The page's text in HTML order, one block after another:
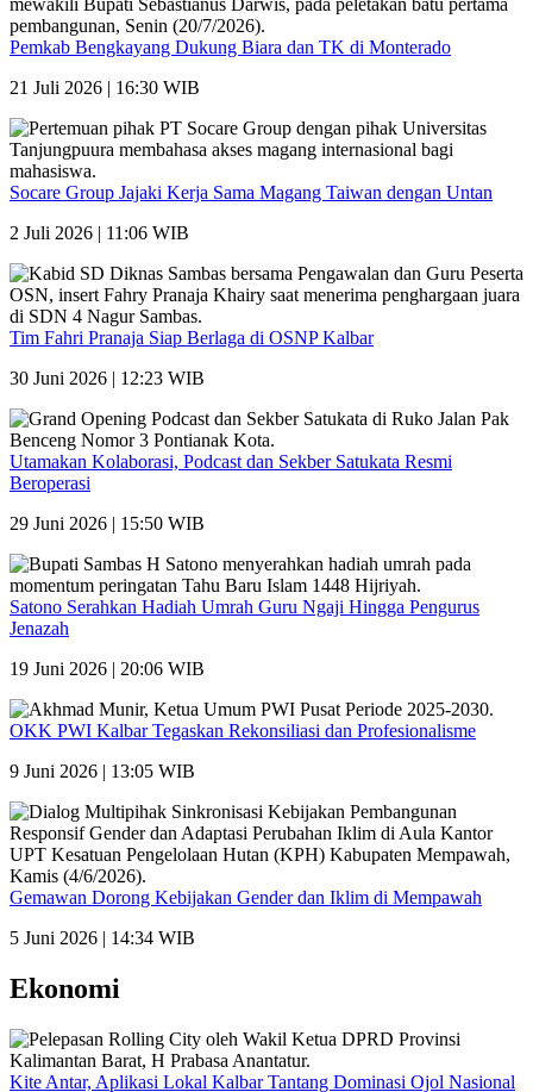
Pemkab Bengkayang Dukung Biara dan TK di Monterado
21 Juli 2026 | 16:30 WIB
Socare Group Jajaki Kerja Sama Magang Taiwan dengan Untan
2 Juli 2026 | 11:06 WIB
Tim Fahri Pranaja Siap Berlaga di OSNP Kalbar
30 Juni 2026 | 12:23 WIB
Utamakan Kolaborasi, Podcast dan Sekber Satukata Resmi
Beroperasi
29 Juni 2026 | 15:50 WIB
Satono Serahkan Hadiah Umrah Guru Ngaji Hingga Pengurus
Jenazah
19 Juni 2026 | 20:06 WIB
OKK PWI Kalbar Tegaskan Rekonsiliasi dan Profesionalisme
9 Juni 2026 | 13:05 WIB
Gemawan Dorong Kebijakan Gender dan Iklim di Mempawah
5 Juni 2026 | 14:34 WIB
Ekonomi
Kite Antar, Aplikasi Lokal Kalbar Tantang Dominasi Ojol Nasional